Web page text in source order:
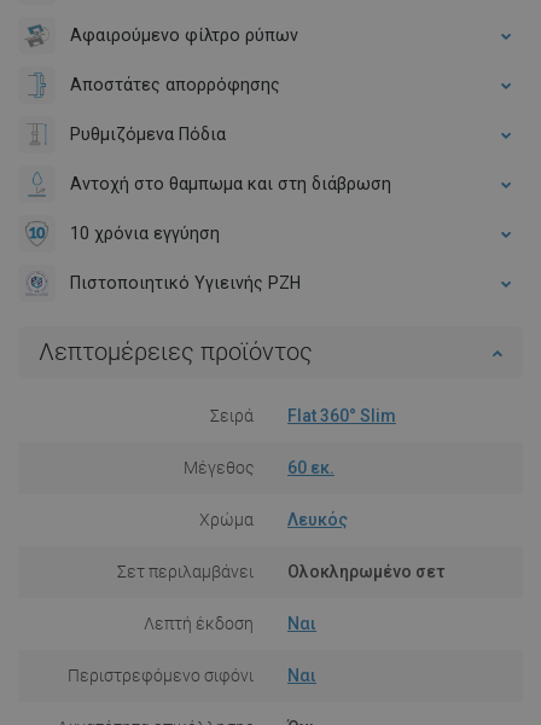
Αφαιρούμενο φίλτρο ρύπων
Αποστάτες απορρόφησης
Ρυθμιζόμενα Πόδια
Αντοχή στο θαμπωμα και στη διάβρωση
10 χρόνια εγγύηση
Πιστοποιητικό Υγιεινής PZH
Λεπτομέρειες προϊόντος
Σειρά Flat 360° Slim
Μέγεθος 60 εκ.
Χρώμα Λευκός
Σετ περιλαμβάνει Ολοκληρωμένο σετ
Λεπτή έκδοση Ναι
Περιστρεφόμενο σιφόνι Ναι